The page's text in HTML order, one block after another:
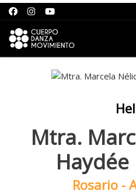
Saltar para o conteúdo
Mtra.
Rosario -